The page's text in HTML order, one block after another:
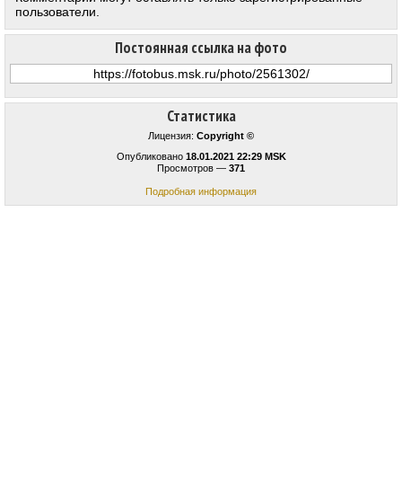
Статистика
Лицензия: Copyright ©
Опубликовано 18.01.2021 22:29 MSK
Просмотров — 371
Подробная информация
Постоянная ссылка на фото
пользователи.